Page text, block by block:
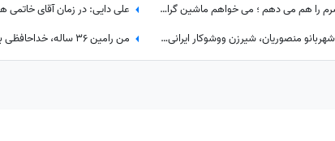
مهدی طارمی: برای علی دایی سرم را هم می دهم ؛ می خواهم ماشین گران قیمتم را ....
نگاهی به چیدمان منزل شیک شهربانو منصوریان، شیرزن ووشوکار ایرانی/از مبلمان مدرن و پرده اعیانی تا فرش آبی فیروزه‌ای